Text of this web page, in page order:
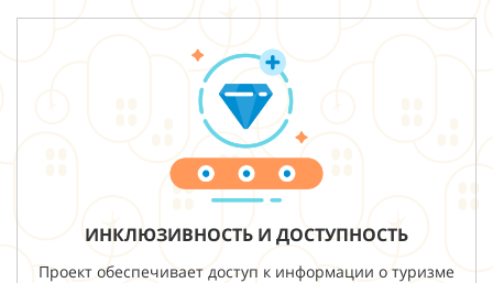
ИНКЛЮЗИВНОСТЬ И ДОСТУПНОСТЬ
Проект обеспечивает доступ к информации о туризме